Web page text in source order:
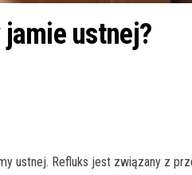
ustnej?
ustnej. Refluks jest związany z